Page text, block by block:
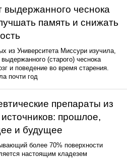
выдержанного чеснока
память и снижать
из Университета Миссури изучила,
выдержанного (старого) чеснока
и поведение во время старения.
почти год
препараты из
прошлое,
и будущее
более 70% поверхности
настоящим кладезем